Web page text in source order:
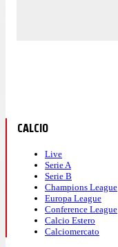
CALCIO
Live
Serie A
Serie B
Champions League
Europa League
Conference League
Calcio Estero
Calciomercato